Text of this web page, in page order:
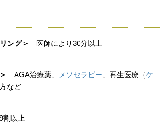
ング＞ 医師により30分以上
AGA治療薬、 メソセラピー 、再生医療（ケ
など
以上